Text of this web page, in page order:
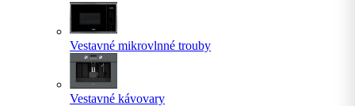
Vestavné mikrovlnné trouby
Vestavné kávovary